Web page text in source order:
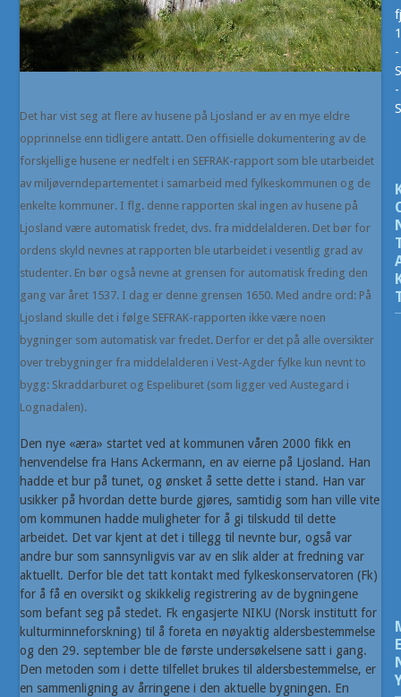
Det har vist seg at flere av husene på Ljosland er av en mye eldre
opprinnelse enn tidligere antatt. Den offisielle dokumentering av de
forskjellige husene er nedfelt i en SEFRAK-rapport som ble utarbeidet
av miljøverndepartementet i samarbeid med fylkeskommunen og de
enkelte kommuner. I flg. denne rapporten skal ingen av husene på
Ljosland være automatisk fredet, dvs. fra middelalderen. Det bør for
ordens skyld nevnes at rapporten ble utarbeidet i vesentlig grad av
studenter. En bør også nevne at grensen for automatisk freding den
gang var året 1537. I dag er denne grensen 1650. Med andre ord: På
Ljosland skulle det i følge SEFRAK-rapporten ikke være noen
bygninger som automatisk var fredet. Derfor er det på alle oversikter
over trebygninger fra middelalderen i Vest-Agder fylke kun nevnt to
bygg: Skraddarburet og Espeliburet (som ligger ved Austegard i
Lognadalen).
Den nye «æra» startet ved at kommunen våren 2000 fikk en
henvendelse fra Hans Ackermann, en av eierne på Ljosland. Han
hadde et bur på tunet, og ønsket å sette dette i stand. Han var
usikker på hvordan dette burde gjøres, samtidig som han ville vite
om kommunen hadde muligheter for å gi tilskudd til dette
arbeidet. Det var kjent at det i tillegg til nevnte bur, også var
andre bur som sannsynligvis var av en slik alder at fredning var
aktuellt. Derfor ble det tatt kontakt med fylkeskonservatoren (Fk)
for å få en oversikt og skikkelig registrering av de bygningene
som befant seg på stedet. Fk engasjerte NIKU (Norsk institutt for
kulturminneforskning) til å foreta en nøyaktig aldersbestemmelse
og den 29. september ble de første undersøkelsene satt i gang.
Den metoden som i dette tilfellet brukes til aldersbestemmelse, er
en sammenligning av årringene i den aktuelle bygningen. En
-
-
E